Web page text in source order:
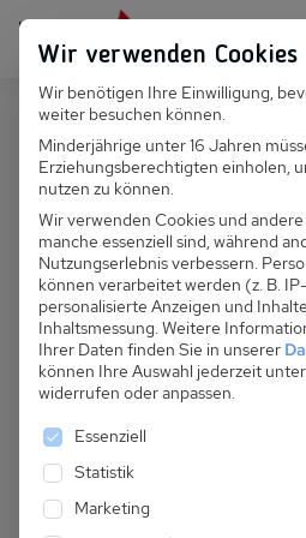
Persönlich für dich da: +49 251
Suchfeld
Suchen
PL 070.009 -
Wir verwenden Cookies
Wir benötigen Ihre Einwilligung,
weiter besuchen können.
Minderjährige unter 16 Jahren
Erziehungsberechtigten einholen,
nutzen zu können.
Wir verwenden Cookies und
manche essenziell sind, während
Nutzungserlebnis verbessern.
können verarbeitet werden (z. B.
personalisierte Anzeigen und
Inhaltsmessung. Weitere
Ihrer Daten finden Sie in unserer
können Ihre Auswahl jederzeit unter
widerrufen oder anpassen.
Es folgt eine Liste der
Essenziell
Statistik
Marketing